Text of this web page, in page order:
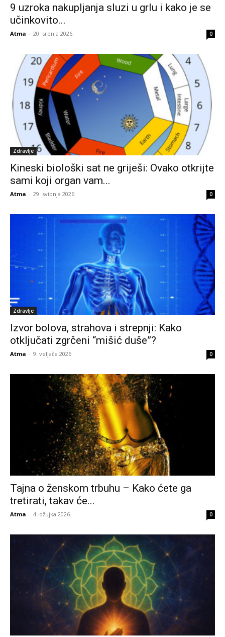
9 uzroka nakupljanja sluzi u grlu i kako je se
učinkovito...
Atma - 20. srpnja 2026. 0
Zdravlje
Kineski biološki sat ne griješi: Ovako otkrijte
sami koji organ vam...
Atma - 29. svibnja 2026. 0
Zdravlje
Izvor bolova, strahova i strepnji: Kako
otključati zgrčeni “mišić duše”?
Atma - 9. veljače 2026. 0
Tajna o ženskom trbuhu – Kako ćete ga
tretirati, takav će...
Atma - 4. ožujka 2026. 0